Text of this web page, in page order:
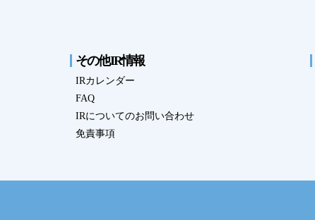
その他IR情報
IRカレンダー
FAQ
IRについてのお問い合わせ
免責事項